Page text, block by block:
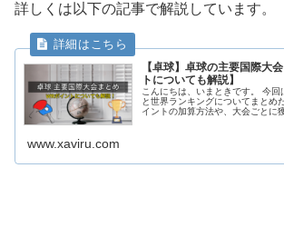
詳しくは以下の記事で解説しています。
【卓球】卓球の主要国際大
トについても解説】
こんにちは、いまときです。 今
と世界ランキングについてまとめ
イントの加算方法や、大会ごとに
www.xaviru.com